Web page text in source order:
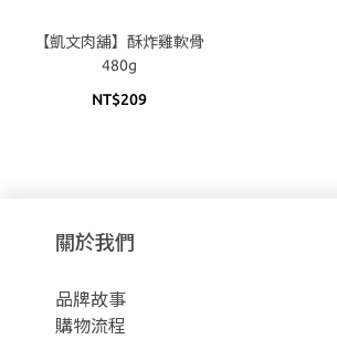
【凱文肉舖】酥炸雞軟骨
480g
NT$209
關於我們
品牌故事
購物流程